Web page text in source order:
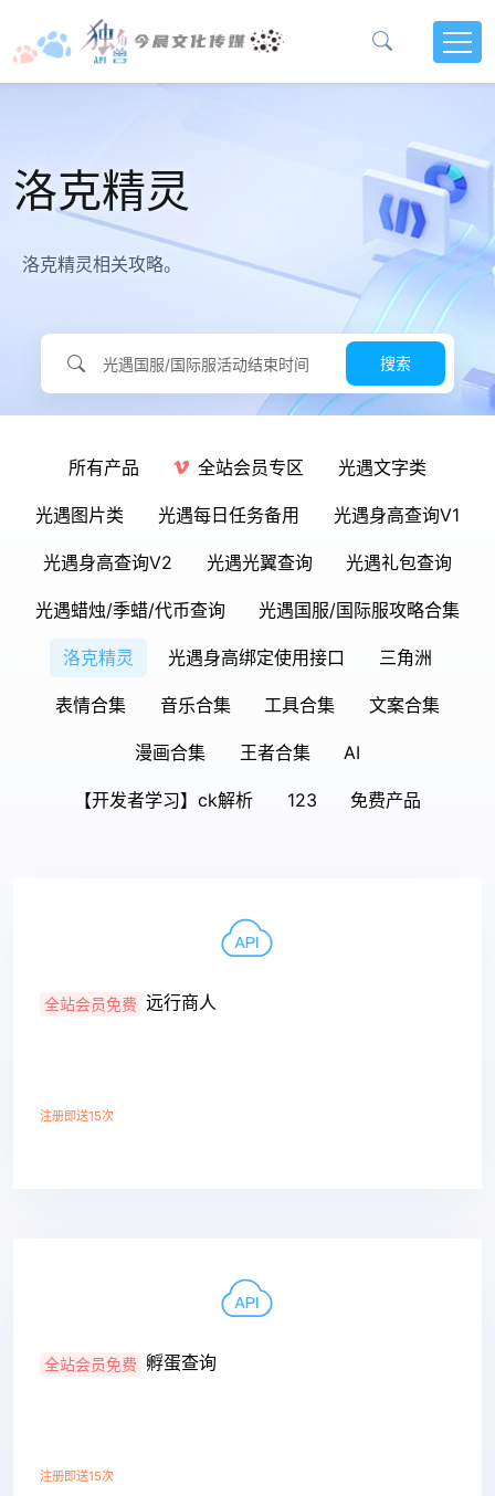
洛克精灵
洛克精灵相关攻略。
搜索
所有产品 全站会员专区 光遇文字类
光遇图片类 光遇每日任务备用 光遇身高查询V1
光遇身高查询V2 光遇光翼查询 光遇礼包查询
光遇蜡烛/季蜡/代币查询 光遇国服/国际服攻略合集
洛克精灵 光遇身高绑定使用接口 三角洲
表情合集 音乐合集 工具合集 文案合集
漫画合集 王者合集 AI
【开发者学习】ck解析 123 免费产品
全站会员免费 远行商人
注册即送15次
全站会员免费 孵蛋查询
注册即送15次